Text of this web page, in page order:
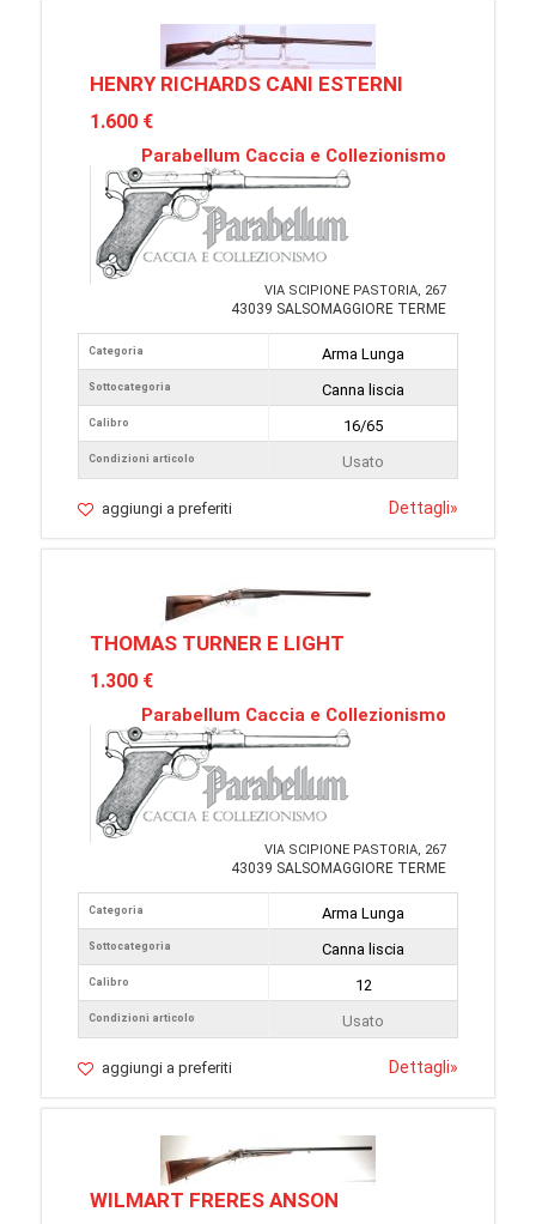
HENRY RICHARDS CANI ESTERNI
1.600 €
Parabellum Caccia e Collezionismo
VIA SCIPIONE PASTORIA, 267
43039 SALSOMAGGIORE TERME
Categoria
Sottocategoria
Calibro
Condizioni articolo
Arma Lunga
Canna liscia
16/65
Usato
aggiungi a preferiti Dettagli»
THOMAS TURNER E LIGHT
1.300 €
Parabellum Caccia e Collezionismo
VIA SCIPIONE PASTORIA, 267
43039 SALSOMAGGIORE TERME
Categoria
Sottocategoria
Calibro
Condizioni articolo
Arma Lunga
Canna liscia
12
Usato
aggiungi a preferiti Dettagli»
WILMART FRERES ANSON